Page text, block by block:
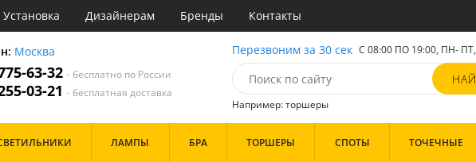
Установка Дизайнерам Бренды Контакты
Москва
63-32- бесплатно по России
03-21- бесплатная доставка
Перезвоним за 30 сек С 08:00 ПО 19:00, ПН- ПТ,
Например: торшеры
ЛАМПЫ БРА ТОРШЕРЫ СПОТЫ ТОЧЕЧНЫЕ